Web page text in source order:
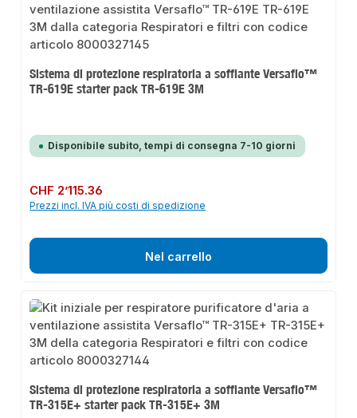
Sistema di protezione respiratoria a soffiante Versaflo™
TR-619E starter pack TR-619E 3M
Disponibile subito, tempi di consegna 7-10 giorni
Prezzo normale:
CHF 2’115.36
Prezzi incl. IVA più costi di spedizione
Nel carrello
Sistema di protezione respiratoria a soffiante Versaflo™
TR-315E+ starter pack TR-315E+ 3M